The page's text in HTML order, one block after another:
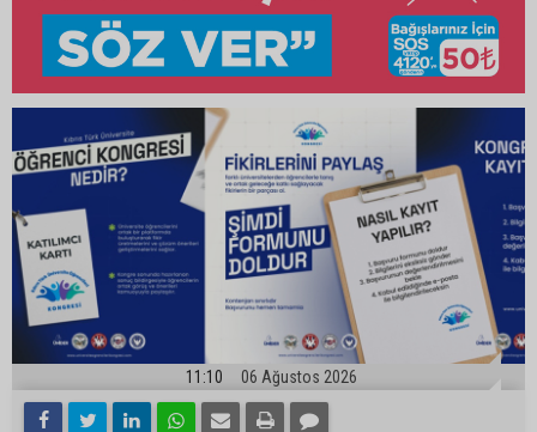
11:10 06 Ağustos 2026